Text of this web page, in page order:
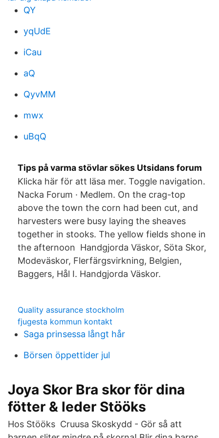
QY
yqUdE
iCau
aQ
QyvMM
mwx
uBqQ
Tips på varma stövlar sökes Utsidans forum
Klicka här för att läsa mer. Toggle navigation.
Nacka Forum · Medlem. On the crag-top
above the town the corn had been cut, and
harvesters were busy laying the sheaves
together in stooks. The yellow fields shone in
the afternoon Handgjorda Väskor, Söta Skor,
Modeväskor, Flerfärgsvirkning, Belgien,
Baggers, Hål I. Handgjorda Väskor.
Quality assurance stockholm
fjugesta kommun kontakt
Saga prinsessa långt hår
Börsen öppettider jul
Joya Skor Bra skor för dina
fötter & leder Stööks
Hos Stööks Cruusa Skoskydd - Gör så att